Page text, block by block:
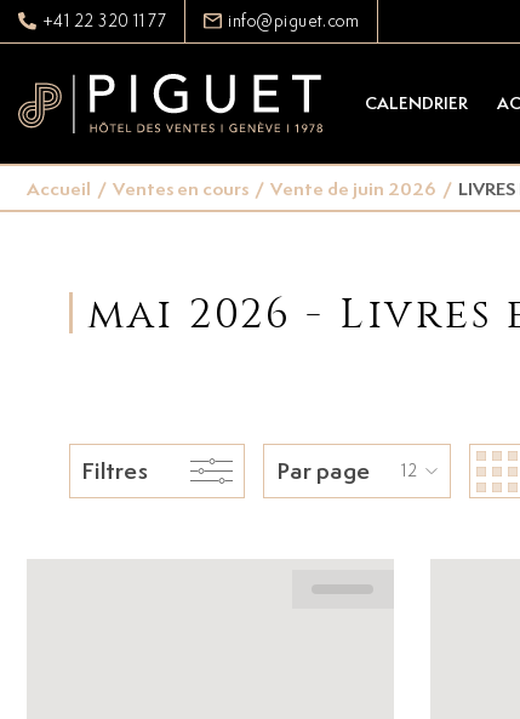
+41 22 320 11 77 info@piguet.com
CALENDRIER
Accueil / Ventes en cours / Vente de juin 2026 /
mai 2026 -
Filtres Par page 12